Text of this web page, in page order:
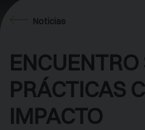
Noticias
ENCUENTRO
PRÁCTICAS
IMPACTO